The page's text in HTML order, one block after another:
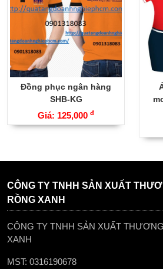
Đồng phục ngân hàng
SHB-KG
Giá: 125,000 đ
CÔNG TY TNHH SẢN XUẤT
RỒNG XANH
CÔNG TY TNHH SẢN XUẤT
XANH
MST: 0316190678